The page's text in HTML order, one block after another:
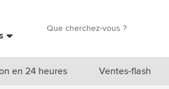
en 24 heures Ventes-flash